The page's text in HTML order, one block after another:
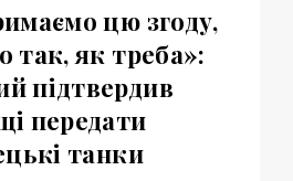
цю згоду,
так, як треба»:
підтвердив
передати
танки